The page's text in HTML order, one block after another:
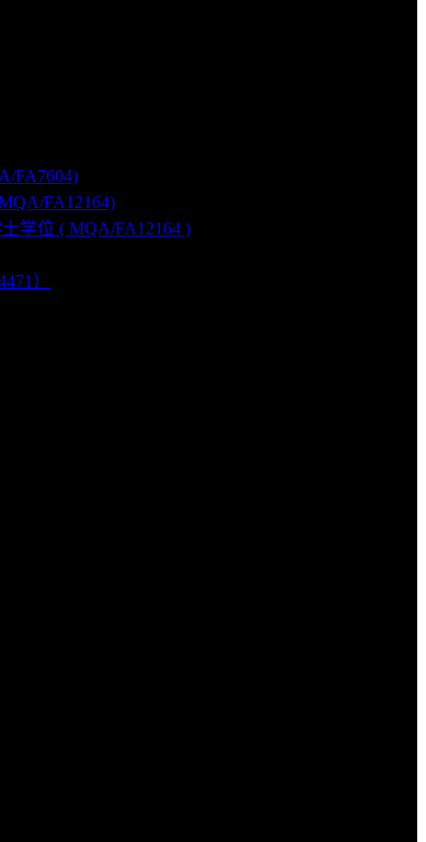
FA7604)
FA12164)
学位 ( MQA/FA12164 )
）